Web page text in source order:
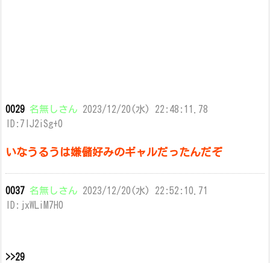
0029 名無しさん 2023/12/20(水) 22:48:11.78
ID:7IJ2iSg+0
いなうるうは嫌儲好みのギャルだったんだぞ
0037 名無しさん 2023/12/20(水) 22:52:10.71
ID:jxWLiM7H0
>>29